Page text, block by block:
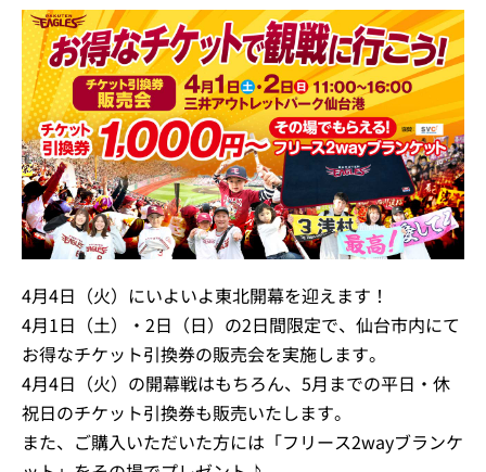
4月4日（火）にいよいよ東北開幕を迎えます！
4月1日（土）・2日（日）の2日間限定で、仙台市内にて
お得なチケット引換券の販売会を実施します。
4月4日（火）の開幕戦はもちろん、5月までの平日・休
祝日のチケット引換券も販売いたします。
また、ご購入いただいた方には「フリース2wayブランケ